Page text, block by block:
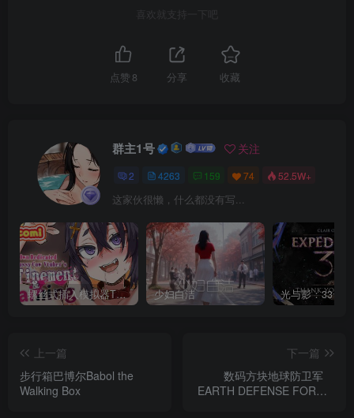
喜欢就支持一下吧
点赞 8 分享 收藏
群主1号 关注
2 4263 159 74 52.5W+
这家伙很懒，什么都没有写...
螺丝式插入模拟器TMA02 少妇白洁
上一篇
步行箱巴博尔Babol the
Walking Box
下一篇
数码方块地球防卫军
EARTH DEFENSE FORCE: